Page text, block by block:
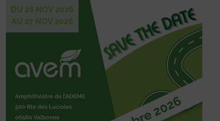
DU 26 NOV 2026
AU 27 NOV 2026